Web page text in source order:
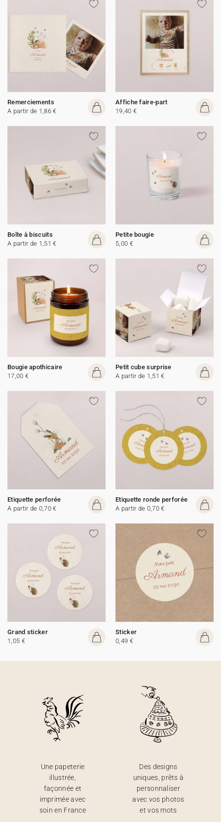
Remerciements
A partir de 1,86 €
Affiche faire-part
19,40 €
Boîte à biscuits
A partir de 1,51 €
Petite bougie
5,00 €
Bougie apothicaire
17,00 €
Petit cube surprise
A partir de 1,51 €
Etiquette perforée
A partir de 0,70 €
Etiquette ronde perforée
A partir de 0,70 €
Grand sticker
1,05 €
Sticker
0,49 €
Une papeterie
illustrée,
façonnée et
imprimée avec
soin en France
Des designs
uniques, prêts à
personnaliser
avec vos photos
et vos mots